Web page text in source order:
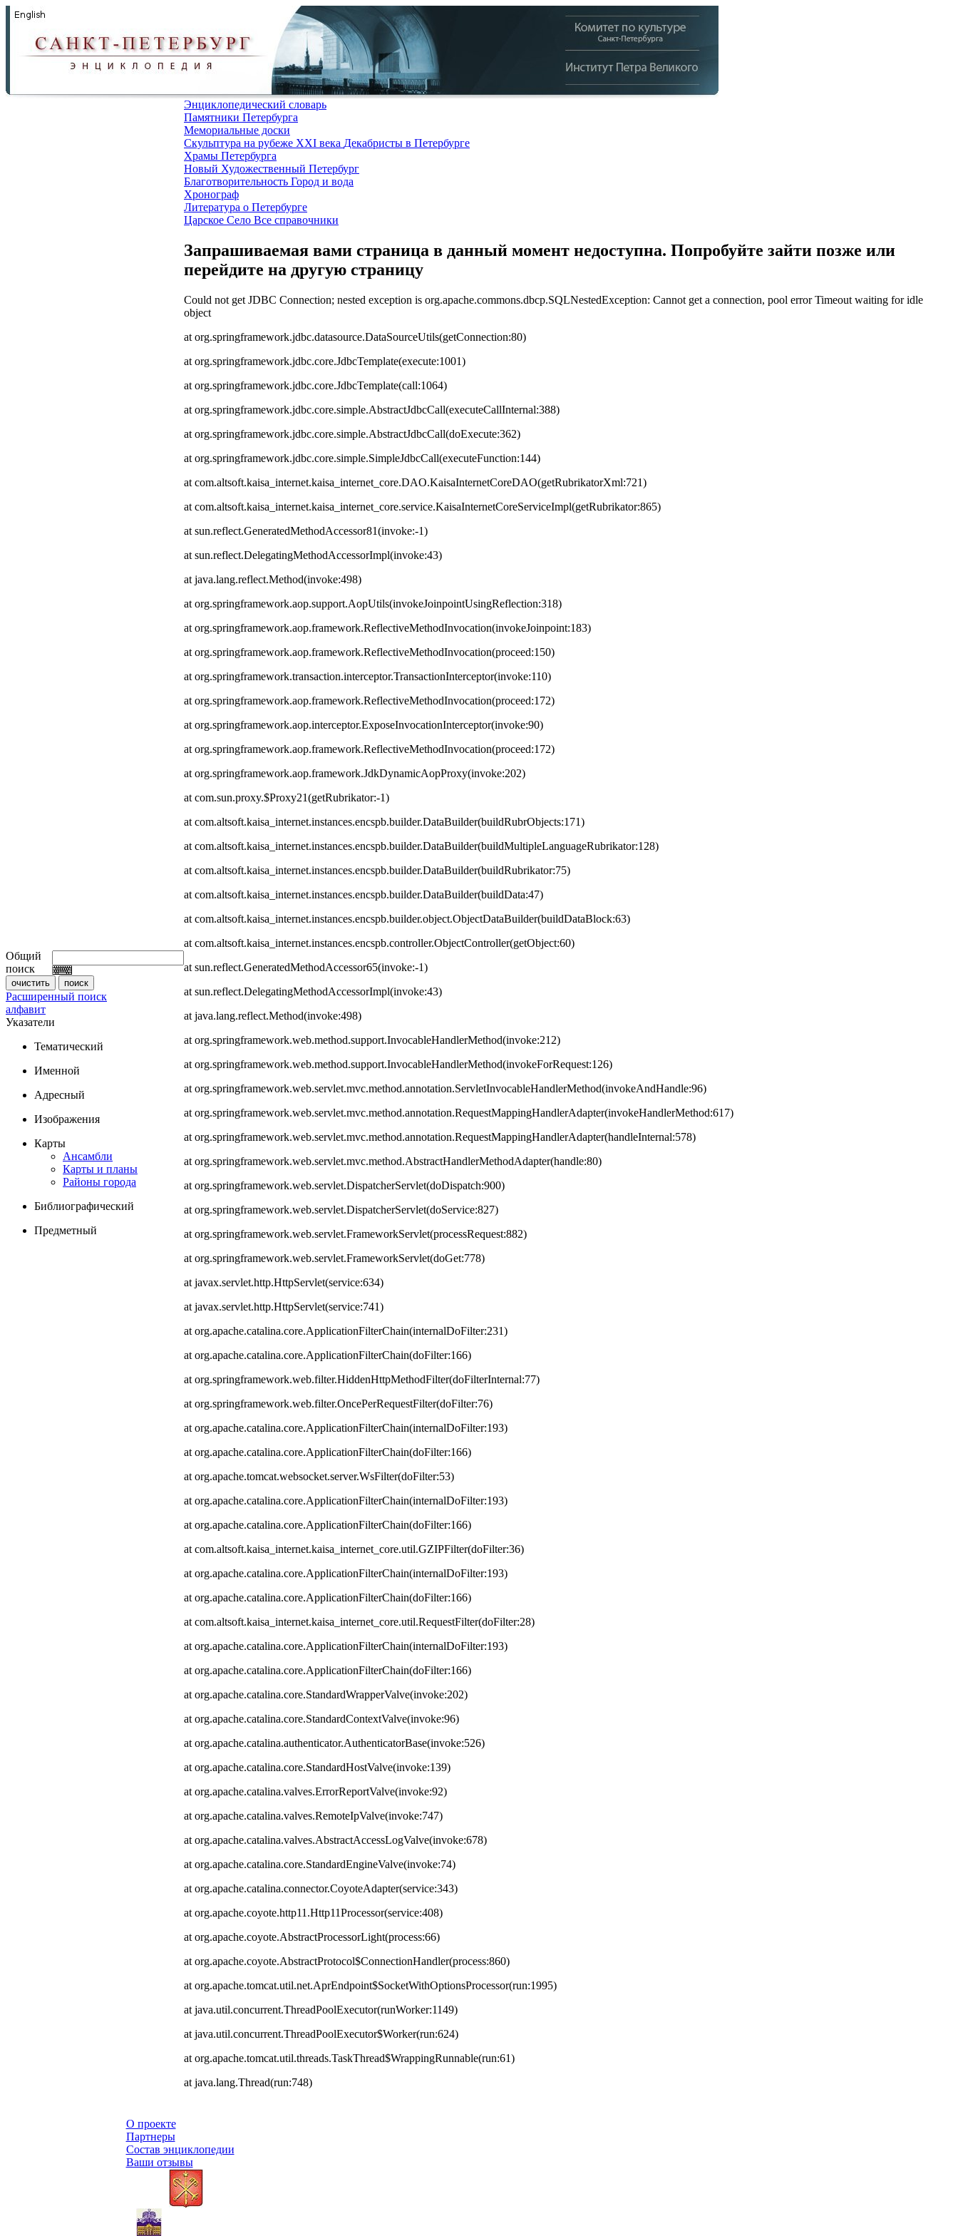
Общий
поиск
Расширенный поиск
алфавит
Указатели
Тематический
Именной
Адресный
Изображения
Карты
Ансамбли
Карты и планы
Районы города
Библиографический
Предметный
Энциклопедический словарь
Памятники Петербурга
Мемориальные доски
Скульптура на рубеже XXI века Декабристы в Петербурге
Храмы Петербурга
Новый Художественный Петербург
Благотворительность Город и вода
Хронограф
Литература о Петербурге
Царское Село Все справочники
Запрашиваемая вами страница в данный момент недоступна. Попробуйте зайти позже или
перейдите на другую страницу
Could not get JDBC Connection; nested exception is org.apache.commons.dbcp.SQLNestedException: Cannot get a connection, pool error Timeout waiting for idle
object
at org.springframework.jdbc.datasource.DataSourceUtils(getConnection:80)
at org.springframework.jdbc.core.JdbcTemplate(execute:1001)
at org.springframework.jdbc.core.JdbcTemplate(call:1064)
at org.springframework.jdbc.core.simple.AbstractJdbcCall(executeCallInternal:388)
at org.springframework.jdbc.core.simple.AbstractJdbcCall(doExecute:362)
at org.springframework.jdbc.core.simple.SimpleJdbcCall(executeFunction:144)
at com.altsoft.kaisa_internet.kaisa_internet_core.DAO.KaisaInternetCoreDAO(getRubrikatorXml:721)
at com.altsoft.kaisa_internet.kaisa_internet_core.service.KaisaInternetCoreServiceImpl(getRubrikator:865)
at sun.reflect.GeneratedMethodAccessor81(invoke:-1)
at sun.reflect.DelegatingMethodAccessorImpl(invoke:43)
at java.lang.reflect.Method(invoke:498)
at org.springframework.aop.support.AopUtils(invokeJoinpointUsingReflection:318)
at org.springframework.aop.framework.ReflectiveMethodInvocation(invokeJoinpoint:183)
at org.springframework.aop.framework.ReflectiveMethodInvocation(proceed:150)
at org.springframework.transaction.interceptor.TransactionInterceptor(invoke:110)
at org.springframework.aop.framework.ReflectiveMethodInvocation(proceed:172)
at org.springframework.aop.interceptor.ExposeInvocationInterceptor(invoke:90)
at org.springframework.aop.framework.ReflectiveMethodInvocation(proceed:172)
at org.springframework.aop.framework.JdkDynamicAopProxy(invoke:202)
at com.sun.proxy.$Proxy21(getRubrikator:-1)
at com.altsoft.kaisa_internet.instances.encspb.builder.DataBuilder(buildRubrObjects:171)
at com.altsoft.kaisa_internet.instances.encspb.builder.DataBuilder(buildMultipleLanguageRubrikator:128)
at com.altsoft.kaisa_internet.instances.encspb.builder.DataBuilder(buildRubrikator:75)
at com.altsoft.kaisa_internet.instances.encspb.builder.DataBuilder(buildData:47)
at com.altsoft.kaisa_internet.instances.encspb.builder.object.ObjectDataBuilder(buildDataBlock:63)
at com.altsoft.kaisa_internet.instances.encspb.controller.ObjectController(getObject:60)
at sun.reflect.GeneratedMethodAccessor65(invoke:-1)
at sun.reflect.DelegatingMethodAccessorImpl(invoke:43)
at java.lang.reflect.Method(invoke:498)
at org.springframework.web.method.support.InvocableHandlerMethod(invoke:212)
at org.springframework.web.method.support.InvocableHandlerMethod(invokeForRequest:126)
at org.springframework.web.servlet.mvc.method.annotation.ServletInvocableHandlerMethod(invokeAndHandle:96)
at org.springframework.web.servlet.mvc.method.annotation.RequestMappingHandlerAdapter(invokeHandlerMethod:617)
at org.springframework.web.servlet.mvc.method.annotation.RequestMappingHandlerAdapter(handleInternal:578)
at org.springframework.web.servlet.mvc.method.AbstractHandlerMethodAdapter(handle:80)
at org.springframework.web.servlet.DispatcherServlet(doDispatch:900)
at org.springframework.web.servlet.DispatcherServlet(doService:827)
at org.springframework.web.servlet.FrameworkServlet(processRequest:882)
at org.springframework.web.servlet.FrameworkServlet(doGet:778)
at javax.servlet.http.HttpServlet(service:634)
at javax.servlet.http.HttpServlet(service:741)
at org.apache.catalina.core.ApplicationFilterChain(internalDoFilter:231)
at org.apache.catalina.core.ApplicationFilterChain(doFilter:166)
at org.springframework.web.filter.HiddenHttpMethodFilter(doFilterInternal:77)
at org.springframework.web.filter.OncePerRequestFilter(doFilter:76)
at org.apache.catalina.core.ApplicationFilterChain(internalDoFilter:193)
at org.apache.catalina.core.ApplicationFilterChain(doFilter:166)
at org.apache.tomcat.websocket.server.WsFilter(doFilter:53)
at org.apache.catalina.core.ApplicationFilterChain(internalDoFilter:193)
at org.apache.catalina.core.ApplicationFilterChain(doFilter:166)
at com.altsoft.kaisa_internet.kaisa_internet_core.util.GZIPFilter(doFilter:36)
at org.apache.catalina.core.ApplicationFilterChain(internalDoFilter:193)
at org.apache.catalina.core.ApplicationFilterChain(doFilter:166)
at com.altsoft.kaisa_internet.kaisa_internet_core.util.RequestFilter(doFilter:28)
at org.apache.catalina.core.ApplicationFilterChain(internalDoFilter:193)
at org.apache.catalina.core.ApplicationFilterChain(doFilter:166)
at org.apache.catalina.core.StandardWrapperValve(invoke:202)
at org.apache.catalina.core.StandardContextValve(invoke:96)
at org.apache.catalina.authenticator.AuthenticatorBase(invoke:526)
at org.apache.catalina.core.StandardHostValve(invoke:139)
at org.apache.catalina.valves.ErrorReportValve(invoke:92)
at org.apache.catalina.valves.RemoteIpValve(invoke:747)
at org.apache.catalina.valves.AbstractAccessLogValve(invoke:678)
at org.apache.catalina.core.StandardEngineValve(invoke:74)
at org.apache.catalina.connector.CoyoteAdapter(service:343)
at org.apache.coyote.http11.Http11Processor(service:408)
at org.apache.coyote.AbstractProcessorLight(process:66)
at org.apache.coyote.AbstractProtocol$ConnectionHandler(process:860)
at org.apache.tomcat.util.net.AprEndpoint$SocketWithOptionsProcessor(run:1995)
at java.util.concurrent.ThreadPoolExecutor(runWorker:1149)
at java.util.concurrent.ThreadPoolExecutor$Worker(run:624)
at org.apache.tomcat.util.threads.TaskThread$WrappingRunnable(run:61)
at java.lang.Thread(run:748)
О проекте
Партнеры
Состав энциклопедии
Ваши отзывы